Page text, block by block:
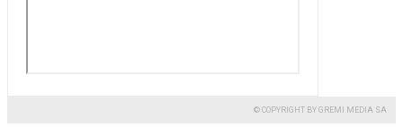
© COPYRIGHT BY GREMI MEDIA SA